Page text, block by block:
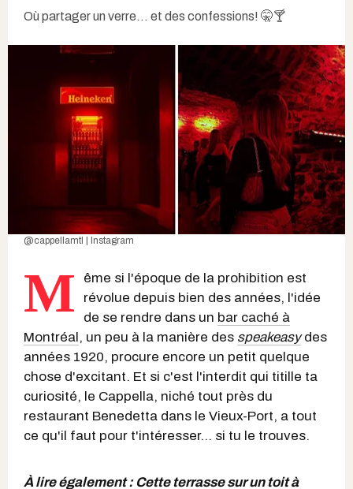
Où partager un verre... et des confessions! 🤫🍸
@cappellamtl | Instagram
M
ême si l'époque de la prohibition est
révolue depuis bien des années, l'idée
de se rendre dans un bar caché à
Montréal , un peu à la manière des speakeasydes
années 1920, procure encore un petit quelque
chose d'excitant. Et si c'est l'interdit qui titille ta
curiosité, le Cappella, niché tout près du
restaurant Benedetta dans le Vieux-Port, a tout
ce qu'il faut pour t'intéresser... si tu le trouves.
À lire également : Cette terrasse sur un toit à